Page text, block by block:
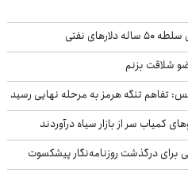
نفتی
شلاقت بزنم
تنگه هرمز به مرحله نهایی رسید
کمیاب سر از بازار سیاه درآوردند
برای درگذشت روزنامه‌نگار پیشکسوت